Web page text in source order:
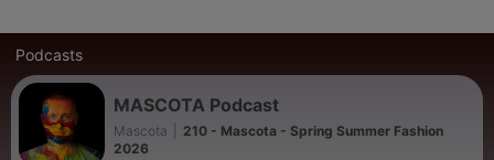
Podcasts
MASCOTA Podcast
Mascota
210 - Mascota - Spring Summer Fashion
2026